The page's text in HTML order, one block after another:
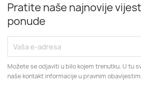
Pratite naše najnovije
ponude
Možete se odjaviti u bilo kojem trenutku. U tu
naše kontakt informacije u pravnim